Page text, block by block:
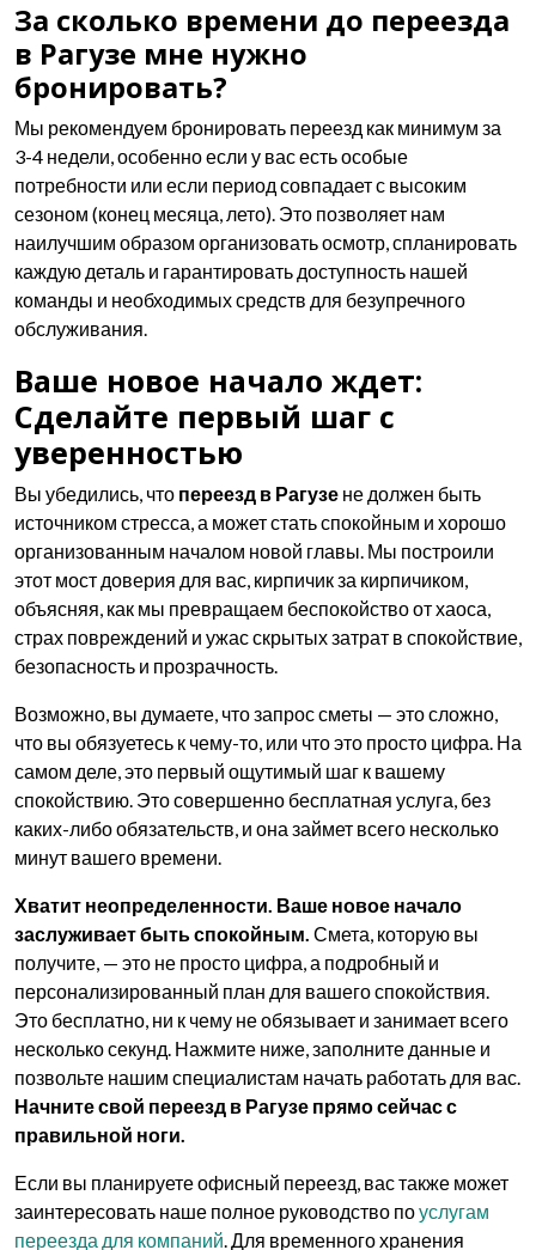
За сколько времени до переезда
в Рагузе мне нужно
бронировать?
Мы рекомендуем бронировать переезд как минимум за
3-4 недели, особенно если у вас есть особые
потребности или если период совпадает с высоким
сезоном (конец месяца, лето). Это позволяет нам
наилучшим образом организовать осмотр, спланировать
каждую деталь и гарантировать доступность нашей
команды и необходимых средств для безупречного
обслуживания.
Ваше новое начало ждет:
Сделайте первый шаг с
уверенностью
Вы убедились, что переезд в Рагузе не должен быть
источником стресса, а может стать спокойным и хорошо
организованным началом новой главы. Мы построили
этот мост доверия для вас, кирпичик за кирпичиком,
объясняя, как мы превращаем беспокойство от хаоса,
страх повреждений и ужас скрытых затрат в спокойствие,
безопасность и прозрачность.
Возможно, вы думаете, что запрос сметы — это сложно,
что вы обязуетесь к чему-то, или что это просто цифра. На
самом деле, это первый ощутимый шаг к вашему
спокойствию. Это совершенно бесплатная услуга, без
каких-либо обязательств, и она займет всего несколько
минут вашего времени.
Хватит неопределенности. Ваше новое начало
заслуживает быть спокойным. Смета, которую вы
получите, — это не просто цифра, а подробный и
персонализированный план для вашего спокойствия.
Это бесплатно, ни к чему не обязывает и занимает всего
несколько секунд. Нажмите ниже, заполните данные и
позвольте нашим специалистам начать работать для вас.
Начните свой переезд в Рагузе прямо сейчас с
правильной ноги.
Если вы планируете офисный переезд, вас также может
заинтересовать наше полное руководство поуслугам
переезда для компаний. Для временного хранения